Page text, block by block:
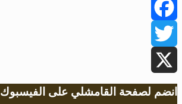
Facebook
Twitter
X
انضم لصفحة القامشلي على الفيسبوك